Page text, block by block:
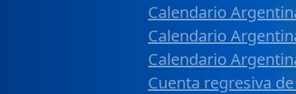
Calendario
Calendario
Calendario
Cuenta regresiva